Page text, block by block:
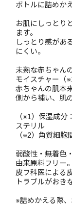
ボトルに詰めか
お肌にしっとり
ます。
しっとり感があ
にくい。
未熟な赤ちゃん
モイスチャー（
赤ちゃんの肌本
側から補い、肌
（※1）保湿成
ステリル
（※2）角質細胞
弱酸性・無着色
由来原料フリー。
皮フ科医による
トラブルがおき
※詰めかえる際